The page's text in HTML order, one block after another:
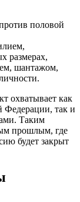
половой
размерах,
шантажом,
охватывает как
Федерации, так и
Таким
прошлым, где
будет закрыт